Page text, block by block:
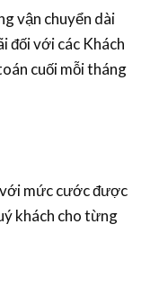
vận chuyển dài
đối với các Khách
cuối mỗi tháng
với mức cước được
khách cho từng